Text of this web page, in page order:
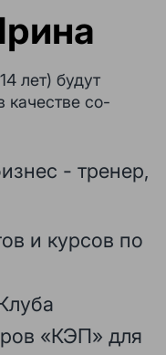
лет) будут
качестве со-
- тренер,
и курсов по
«КЭП» для